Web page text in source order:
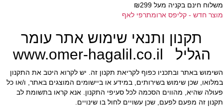
משלוח חינם בקניה מעל ₪299
מוצר חדש - קליפס ארומתרפי לאף
תקנון ותנאי שימוש אתר עומר
הגליל www.omer-hagalil.co.il
השימוש באתר ובתכניו כפוף לקריאת תקנון זה. יש לקרוא היטב את התקנון
במלואו, שכן שימוש בשירותים, במידע או ביישומים המוצגים באתר, ו/או כל
פעולה שהיא, מהווים הסכמה לכל סעיפי התקנון. אנא קראו בתשומת לב
תקנון זה מפעם לפעם, שכן עשויים לחול בו שינויים.